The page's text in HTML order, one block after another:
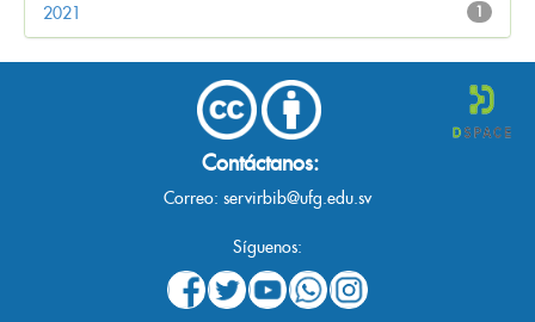
1
2021
Contáctanos:
Correo: servirbib@ufg.edu.sv
Síguenos: